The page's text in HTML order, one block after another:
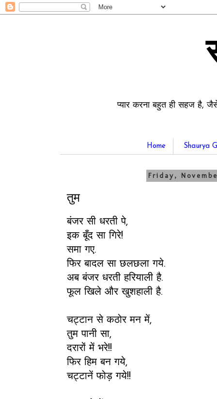
प्यार करना बहुत ही सहज है,
Home Shaurya
Friday,
तुम
बंजर सी धरती पे,
इक बूँद सा गिरे!
समा गए.
फिर बादल सा छलछला गये.
अब बंजर धरती हरियाली है.
फूल खिले और खुशहाली है.
चट्टान से कठोर मन में,
तुम पानी सा,
दरारों में भरे!!
फिर हिम बन गये,
चट्टानें फोड़ गये!!